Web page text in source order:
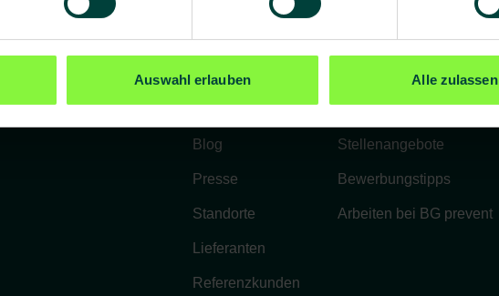
Auswahl erlauben Alle zulassen
Über uns
Blog
Presse
Standorte
Lieferanten
Referenzkunden
Benefits
Stellenangebote
Bewerbungstipps
Arbeiten bei BG prevent